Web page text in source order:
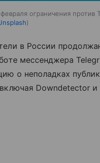
ограничения против
в России
мессенджера
о неполадках
Downdetector